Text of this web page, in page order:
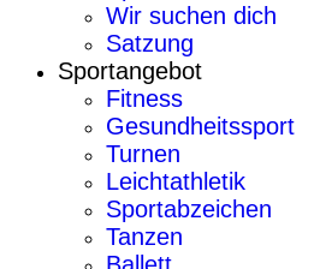
Wir suchen dich
Satzung
Sportangebot
Fitness
Gesundheitssport
Turnen
Leichtathletik
Sportabzeichen
Tanzen